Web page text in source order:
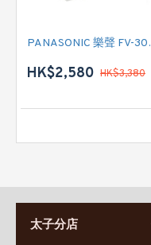
HK$2,580 HK$3,380
太子分店